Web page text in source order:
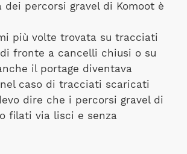
dei percorsi gravel di Komoot è
più volte trovata su tracciati
fronte a cancelli chiusi o su
il portage diventava
caso di tracciati scaricati
dire che i percorsi gravel di
filati via lisci e senza